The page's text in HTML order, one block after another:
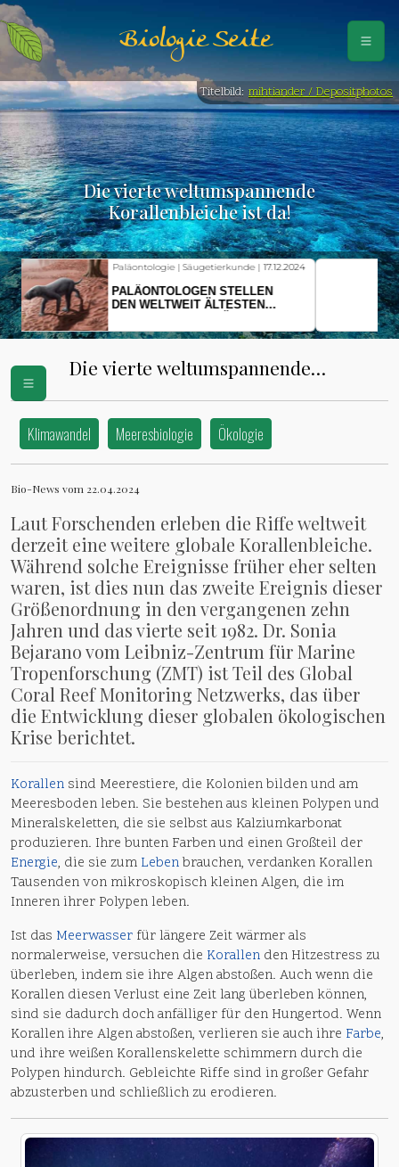
Biologie Seite
Titelbild: mihtiander / Depositphotos
Die vierte weltumspannende
Korallenbleiche ist da!
Fischkunde | Klimawandel | 18.11.2024
KLIMAWANDEL SETZT
HERINGSLARVEN UNTER
Die vierte weltumspannende
Klimawandel Meeresbiologie Ökologie
Bio-News vom 22.04.2024
Laut Forschenden erleben die Riffe weltweit
derzeit eine weitere globale Korallenbleiche.
Während solche Ereignisse früher eher selten
waren, ist dies nun das zweite Ereignis dieser
Größenordnung in den vergangenen zehn
Jahren und das vierte seit 1982. Dr. Sonia
Bejarano vom Leibniz-Zentrum für Marine
Tropenforschung (ZMT) ist Teil des Global
Coral Reef Monitoring Netzwerks, das über
die Entwicklung dieser globalen ökologischen
Krise berichtet.
Korallen sind Meerestiere, die Kolonien bilden und am
Meeresboden leben. Sie bestehen aus kleinen Polypen und
Mineralskeletten, die sie selbst aus Kalziumkarbonat
produzieren. Ihre bunten Farben und einen Großteil der
Energie, die sie zum Lebenbrauchen, verdanken Korallen
Tausenden von mikroskopisch kleinen Algen, die im
Inneren ihrer Polypen leben.
Ist das Meerwasser für längere Zeit wärmer als
normalerweise, versuchen die Korallen den Hitzestress zu
überleben, indem sie ihre Algen abstoßen. Auch wenn die
Korallen diesen Verlust eine Zeit lang überleben können,
sind sie dadurch doch anfälliger für den Hungertod. Wenn
Korallen ihre Algen abstoßen, verlieren sie auch ihre Farbe,
und ihre weißen Korallenskelette schimmern durch die
Polypen hindurch. Gebleichte Riffe sind in großer Gefahr
abzusterben und schließlich zu erodieren.